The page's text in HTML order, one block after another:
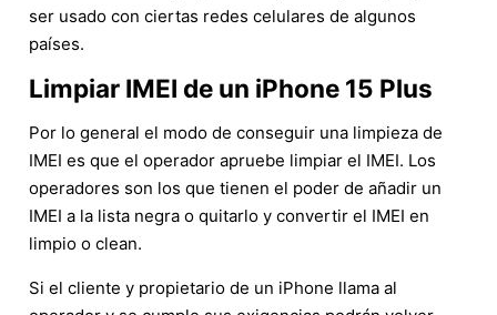
ser usado con ciertas redes celulares de algunos
países.
Limpiar IMEI de un iPhone 15 Plus
Por lo general el modo de conseguir una limpieza de
IMEI es que el operador apruebe limpiar el IMEI. Los
operadores son los que tienen el poder de añadir un
IMEI a la lista negra o quitarlo y convertir el IMEI en
limpio o clean.
Si el cliente y propietario de un iPhone llama al